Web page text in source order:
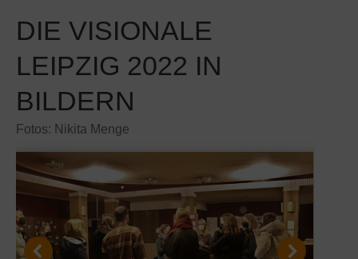
DIE VISIONALE
LEIPZIG 2022 IN
BILDERN
Fotos: Nikita Menge